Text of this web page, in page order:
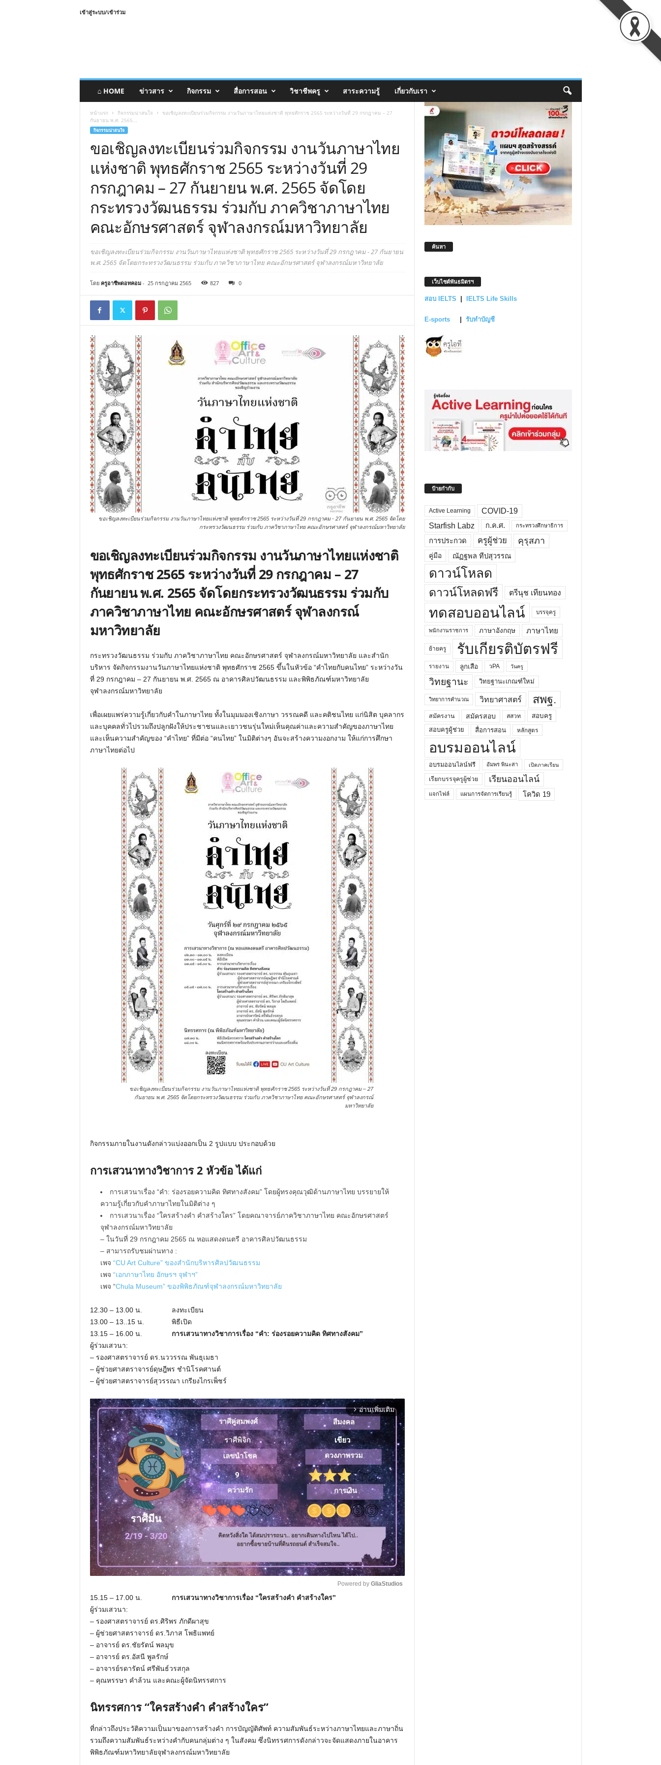
เข้าสู่ระบบ/เข้าร่วม
⌂ HOME ข่าวสาร กิจกรรม สื่อการสอน วิชาชีพครู สาระความรู้ เกี่ยวกับเรา
หน้าแรก กิจกรรมน่าสนใจ
ขอเชิญลงทะเบียนร่วมกิจกรรม งานวันภาษาไทยแห่งชาติ พุทธศักราช 2565 ระหว่างวันที่ 29 กรกฎาคม – 27
กันยายน พ.ศ. 2565...
กิจกรรมน่าสนใจ
ขอเชิญลงทะเบียนร่วมกิจกรรม งานวันภาษาไทย
แห่งชาติ พุทธศักราช 2565 ระหว่างวันที่ 29
กรกฎาคม – 27 กันยายน พ.ศ. 2565 จัดโดย
กระทรวงวัฒนธรรม ร่วมกับ ภาควิชาภาษาไทย
คณะอักษรศาสตร์ จุฬาลงกรณ์มหาวิทยาลัย
ขอเชิญลงทะเบียนร่วมกิจกรรม งานวันภาษาไทยแห่งชาติ พุทธศักราช 2565 ระหว่างวันที่ 29 กรกฎาคม - 27 กันยายน
พ.ศ. 2565 จัดโดยกระทรวงวัฒนธรรม ร่วมกับ ภาควิชาภาษาไทย คณะอักษรศาสตร์ จุฬาลงกรณ์มหาวิทยาลัย
โดย ครูอาชีพดอทคอม- 25 กรกฎาคม 2565 827 0
ขอเชิญลงทะเบียนร่วมกิจกรรม งานวันภาษาไทยแห่งชาติ พุทธศักราช 2565 ระหว่างวันที่ 29 กรกฎาคม - 27 กันยายน พ.ศ. 2565 จัดโดย
กระทรวงวัฒนธรรม ร่วมกับ ภาควิชาภาษาไทย คณะอักษรศาสตร์ จุฬาลงกรณ์มหาวิทยาลัย
ขอเชิญลงทะเบียนร่วมกิจกรรม งานวันภาษาไทยแห่งชาติ
พุทธศักราช 2565 ระหว่างวันที่ 29 กรกฎาคม – 27
กันยายน พ.ศ. 2565 จัดโดยกระทรวงวัฒนธรรม ร่วมกับ
ภาควิชาภาษาไทย คณะอักษรศาสตร์ จุฬาลงกรณ์
มหาวิทยาลัย
กระทรวงวัฒนธรรม ร่วมกับ ภาควิชาภาษาไทย คณะอักษรศาสตร์ จุฬาลงกรณ์มหาวิทยาลัย และสำนัก
บริหาร จัดกิจกรรมงานวันภาษาไทยแห่งชาติ พุทธศักราช 2565 ขึ้นในหัวข้อ “คำไทยกับคนไทย” ระหว่างวัน
ที่ 29 กรกฎาคม – 27 กันยายน พ.ศ. 2565 ณ อาคารศิลปวัฒนธรรม และพิพิธภัณฑ์มหาวิทยาลัย
จุฬาลงกรณ์มหาวิทยาลัย
เพื่อเผยแพร่ความรู้เกี่ยวกับคำในภาษาไทย ทั้งในมุมมองเชิงภาษา วรรณคดี และคติชนไทย แก่นิสิต บุคลากร
และบุคคลทั่วไปรวมถึงปลูกฝังให้ประชาชนและเยาวชนรุ่นใหม่เห็นคุณค่าและความสำคัญของภาษาไทย
และเห็นความสำคัญของ “คำไทย” ที่มีต่อ “คนไทย” ในมิติต่างๆ อันจะสร้างความงอกงาม ให้แก่การศึกษา
ภาษาไทยต่อไป
ขอเชิญลงทะเบียนร่วมกิจกรรม งานวันภาษาไทยแห่งชาติ พุทธศักราช 2565 ระหว่างวันที่ 29 กรกฎาคม – 27
กันยายน พ.ศ. 2565 จัดโดยกระทรวงวัฒนธรรม ร่วมกับ ภาควิชาภาษาไทย คณะอักษรศาสตร์ จุฬาลงกรณ์
มหาวิทยาลัย
กิจกรรมภายในงานดังกล่าวแบ่งออกเป็น 2 รูปแบบ ประกอบด้วย
การเสวนาทางวิชาการ 2 หัวข้อ ได้แก่
การเสวนาเรื่อง “คำ: ร่องรอยความคิด ทิศทางสังคม” โดยผู้ทรงคุณวุฒิด้านภาษาไทย บรรยายให้
ความรู้เกี่ยวกับคำภาษาไทยในมิติต่าง ๆ
การเสวนาเรื่อง “ใครสร้างคำ คำสร้างใคร” โดยคณาจารย์ภาควิชาภาษาไทย คณะอักษรศาสตร์
จุฬาลงกรณ์มหาวิทยาลัย
– ในวันที่ 29 กรกฎาคม 2565 ณ หอแสดงดนตรี อาคารศิลปวัฒนธรรม
– สามารถรับชมผ่านทาง :
เพจ “CU Art Culture” ของสํานักบริหารศิลปวัฒนธรรม
เพจ “เอกภาษาไทย อักษรฯ จุฬาฯ”
เพจ “Chula Museum” ของพิพิธภัณฑ์จุฬาลงกรณ์มหาวิทยาลัย
12.30 – 13.00 น. ลงทะเบียน
13.00 – 13..15 น. พิธีเปิด
13.15 – 16.00 น. การเสวนาทางวิชาการเรื่อง “คำ: ร่องรอยความคิด ทิศทางสังคม”
ผู้ร่วมเสวนา:
– รองศาสตราจารย์ ดร.นววรรณ พันธุเมธา
– ผู้ช่วยศาสตราจารย์ดุษฎีพร ชำนิโรคศานต์
– ผู้ช่วยศาสตราจารย์สุวรรณา เกรียงไกรเพ็ชร์
arrow_forward_ios อ่านเพิ่มเติม
Powered by GliaStudios
15.15 – 17.00 น. การเสวนาทางวิชาการเรื่อง “ใครสร้างคำ คำสร้างใคร”
ผู้ร่วมเสวนา:
– รองศาสตราจารย์ ดร.ศิริพร ภักดีผาสุข
– ผู้ช่วยศาสตราจารย์ ดร.วิภาส โพธิแพทย์
– อาจารย์ ดร.ชัยรัตน์ พลมุข
– อาจารย์ ดร.อัสนี พูลรักษ์
– อาจารย์รดารัตน์ ศรีพันธ์วรสกุล
– คุณหรรษา คำล้วน และคณะผู้จัดนิทรรศการ
นิทรรศการ “ใครสร้างคำ คำสร้างใคร”
ที่กล่าวถึงประวัติความเป็นมาของการสร้างคำ การบัญญัติศัพท์ ความสัมพันธ์ระหว่างภาษาไทยและภาษาถิ่น
รวมถึงความสัมพันธ์ระหว่างคำกับคนกลุ่มต่าง ๆ ในสังคม ซึ่งนิทรรศการดังกล่าวจะจัดแสดงภายในอาคาร
พิพิธภัณฑ์มหาวิทยาลัยจุฬาลงกรณ์มหาวิทยาลัย
ค้นหา
เว็บไซต์พันธมิตรฯ
สอบ IELTS IELTS Life Skills
E-sports รับทำบัญชี
ป้ายกำกับ
Active Learning
COVID-19
Starfish Labz
ก.ค.ศ. กระทรวงศึกษาธิการ
การประกวด ครูผู้ช่วย คุรุสภา
คู่มือ ณัฏฐพล ทีปสุวรรณ
ดาวน์โหลด
ดาวน์โหลดฟรี ตรีนุช เทียนทอง
ทดสอบออนไลน์ บรรจุครู
พนักงานราชการ ภาษาอังกฤษ ภาษาไทย
ย้ายครู รับเกียรติบัตรฟรี
รายงาน ลูกเสือ วPA วันครู
วิทยฐานะ วิทยฐานะเกณฑ์ใหม่
วิทยาการคำนวณ วิทยาศาสตร์ สพฐ.
สมัครงาน สมัครสอบ สสวท
สอบครู
สอบครูผู้ช่วย
สื่อการสอน หลักสูตร
อบรมออนไลน์
อบรมออนไลน์ฟรี อัมพร พินะสา เปิดภาคเรียน
เรียกบรรจุครูผู้ช่วย เรียนออนไลน์
แจกไฟล์ แผนการจัดการเรียนรู้ โควิด 19